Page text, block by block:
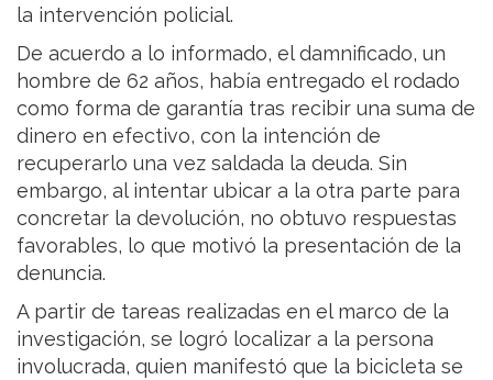
la intervención policial.
De acuerdo a lo informado, el damnificado, un
hombre de 62 años, había entregado el rodado
como forma de garantía tras recibir una suma de
dinero en efectivo, con la intención de
recuperarlo una vez saldada la deuda. Sin
embargo, al intentar ubicar a la otra parte para
concretar la devolución, no obtuvo respuestas
favorables, lo que motivó la presentación de la
denuncia.
A partir de tareas realizadas en el marco de la
investigación, se logró localizar a la persona
involucrada, quien manifestó que la bicicleta se